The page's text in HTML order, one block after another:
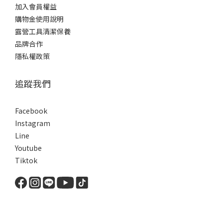
加入會員權益
購物金使用說明
露營工具清潔保養
品牌合作
隱私權政策
追蹤我們
Facebook
Instagram
Line
Youtube
Tiktok